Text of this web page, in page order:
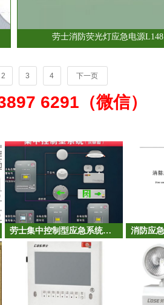
劳士消防荧光灯应急电源L148
2 3 4 下一页
6291（微信）
劳士集中控制型应急系统调试教程